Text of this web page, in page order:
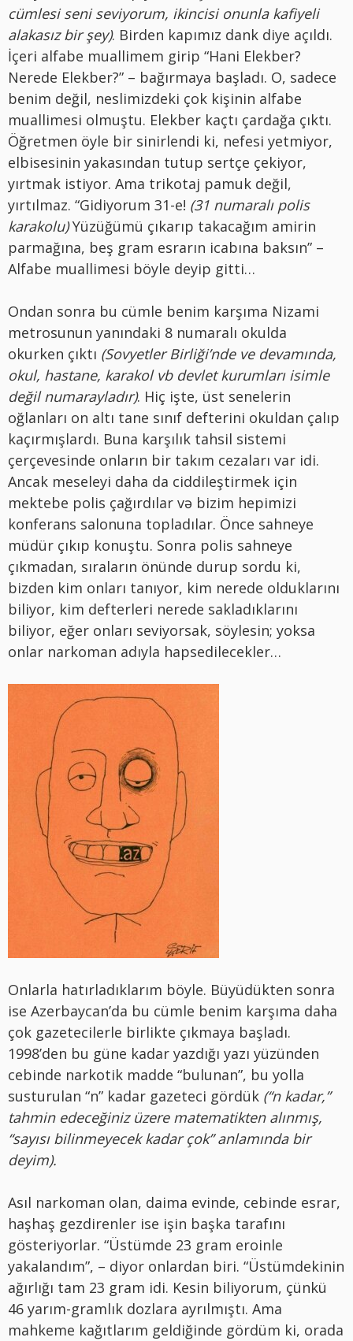
cümlesi seni seviyorum, ikincisi onunla kafiyeli
alakasız bir şey). Birden kapımız dank diye açıldı.
İçeri alfabe muallimem girip “Hani Elekber?
Nerede Elekber?” – bağırmaya başladı. O, sadece
benim değil, neslimizdeki çok kişinin alfabe
muallimesi olmuştu. Elekber kaçtı çardağa çıktı.
Öğretmen öyle bir sinirlendi ki, nefesi yetmiyor,
elbisesinin yakasından tutup sertçe çekiyor,
yırtmak istiyor. Ama trikotaj pamuk değil,
yırtılmaz. “Gidiyorum 31-e! (31 numaralı polis
karakolu)Yüzüğümü çıkarıp takacağım amirin
parmağına, beş gram esrarın icabına baksın” –
Alfabe muallimesi böyle deyip gitti…
Ondan sonra bu cümle benim karşıma Nizami
metrosunun yanındaki 8 numaralı okulda
okurken çıktı (Sovyetler Birliği’nde ve devamında,
okul, hastane, karakol vb devlet kurumları isimle
değil numarayladır). Hiç işte, üst senelerin
oğlanları on altı tane sınıf defterini okuldan çalıp
kaçırmışlardı. Buna karşılık tahsil sistemi
çerçevesinde onların bir takım cezaları var idi.
Ancak meseleyi daha da ciddileştirmek için
mektebe polis çağırdılar və bizim hepimizi
konferans salonuna topladılar. Önce sahneye
müdür çıkıp konuştu. Sonra polis sahneye
çıkmadan, sıraların önünde durup sordu ki,
bizden kim onları tanıyor, kim nerede olduklarını
biliyor, kim defterleri nerede sakladıklarını
biliyor, eğer onları seviyorsak, söylesin; yoksa
onlar narkoman adıyla hapsedilecekler…
Onlarla hatırladıklarım böyle. Büyüdükten sonra
ise Azerbaycan’da bu cümle benim karşıma daha
çok gazetecilerle birlikte çıkmaya başladı.
1998’den bu güne kadar yazdığı yazı yüzünden
cebinde narkotik madde “bulunan”, bu yolla
susturulan “n” kadar gazeteci gördük (“n kadar,”
tahmin edeceğiniz üzere matematikten alınmış,
“sayısı bilinmeyecek kadar çok” anlamında bir
deyim).
Asıl narkoman olan, daima evinde, cebinde esrar,
haşhaş gezdirenler ise işin başka tarafını
gösteriyorlar. “Üstümde 23 gram eroinle
yakalandım”, – diyor onlardan biri. “Üstümdekinin
ağırlığı tam 23 gram idi. Kesin biliyorum, çünkü
46 yarım-gramlık dozlara ayrılmıştı. Ama
mahkeme kağıtlarım geldiğinde gördüm ki, orada